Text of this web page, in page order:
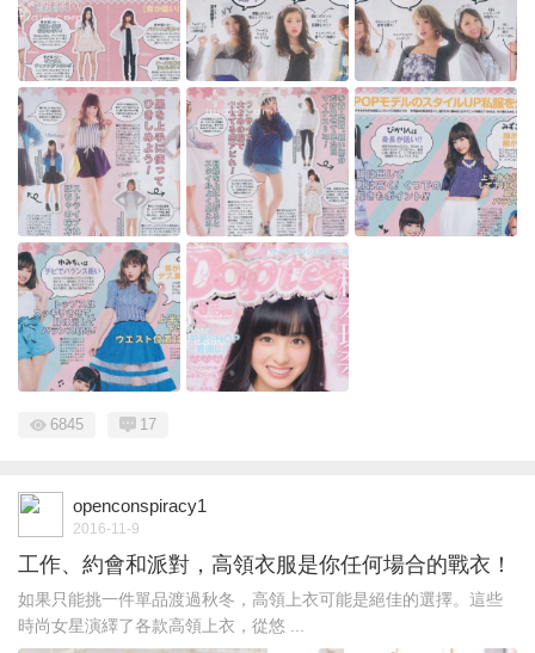
6845 17
openconspiracy1
2016-11-9
工作、約會和派對，高領衣服是你任何場合的戰衣！
如果只能挑一件單品渡過秋冬，高領上衣可能是絕佳的選擇。這些
時尚女星演繹了各款高領上衣，從悠 ...